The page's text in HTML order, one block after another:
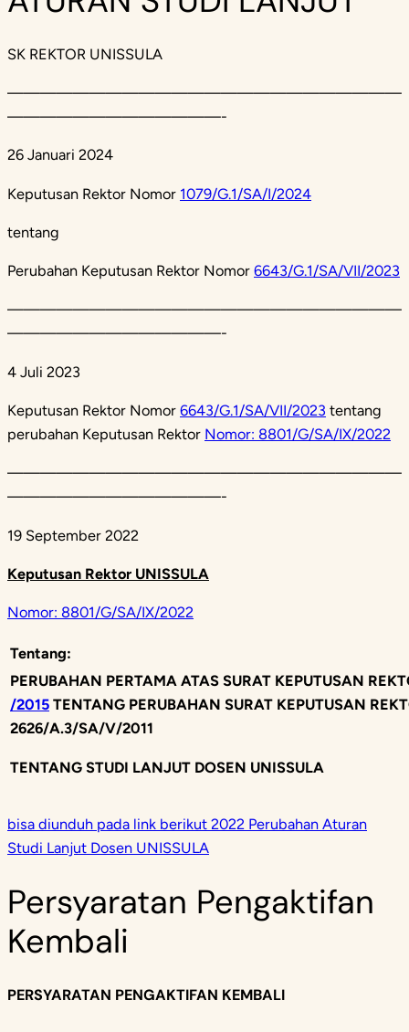
SK REKTOR UNISSULA
————————————————————————
—————————————-
26 Januari 2024
Keputusan Rektor Nomor 1079/G.1/SA/I/2024
tentang
Perubahan Keputusan Rektor Nomor 6643/G.1/SA/VII/2023
————————————————————————
—————————————-
4 Juli 2023
Keputusan Rektor Nomor 6643/G.1/SA/VII/2023 tentang
perubahan Keputusan Rektor Nomor: 8801/G/SA/IX/2022
————————————————————————
—————————————-
19 September 2022
Keputusan Rektor UNISSULA
Nomor: 8801/G/SA/IX/2022
Tentang:
PERUBAHAN PERTAMA ATAS SURAT KEPUTUSAN
/2015 TENTANG PERUBAHAN SURAT KEPUTUSAN R
2626/A.3/SA/V/2011
TENTANG STUDI LANJUT DOSEN UNISSULA
bisa diunduh pada link berikut 2022 Perubahan Aturan
Studi Lanjut Dosen UNISSULA
Persyaratan Pengaktifan
Kembali
PERSYARATAN PENGAKTIFAN KEMBALI